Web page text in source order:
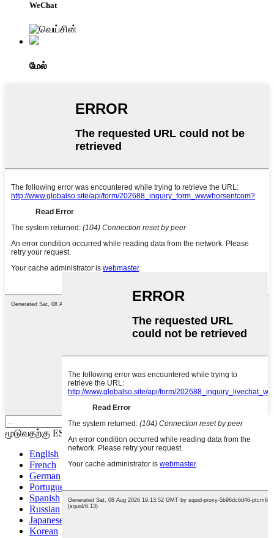
WeChat
மேல்
தேடுவதற்கு உள்ளிடவும் அல்லது
மூடுவதற்கு ESC ஐ உள்ளிடவும்
English
French
German
Portuguese
Spanish
Russian
Japanese
Korean